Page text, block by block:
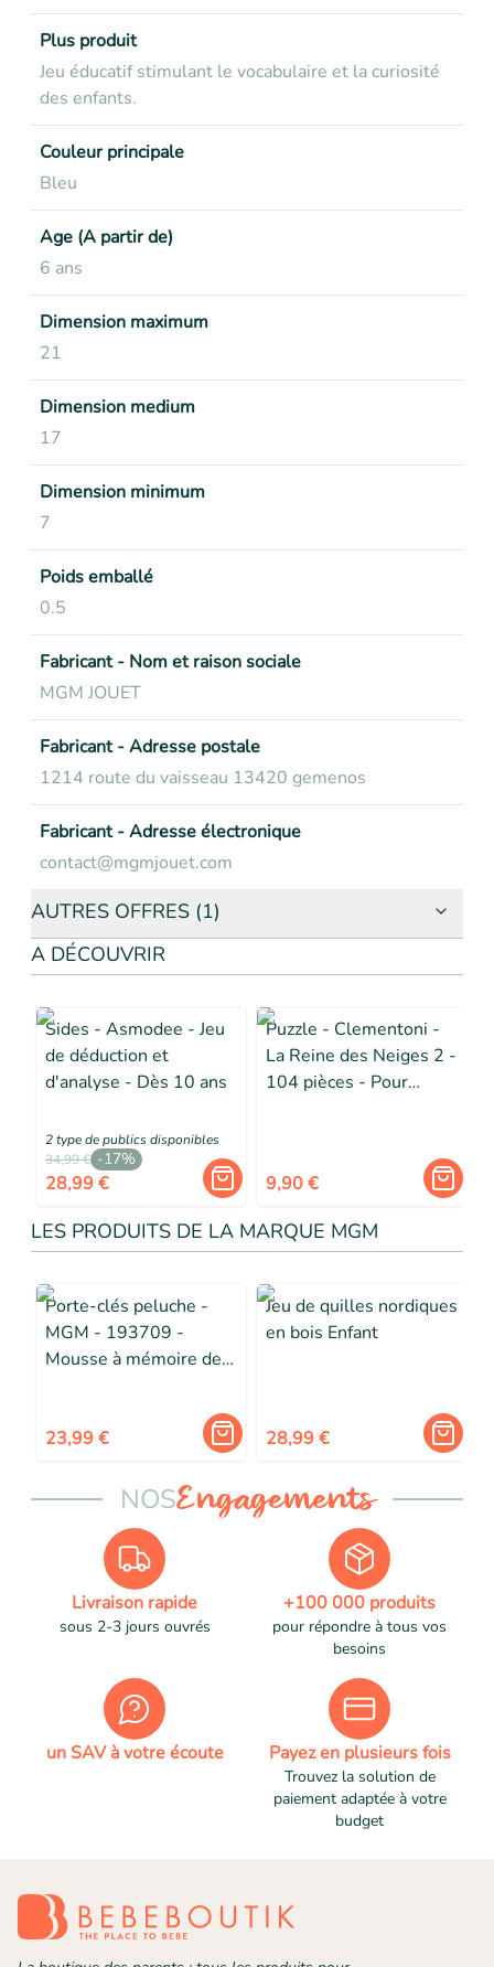
Plus produit
Jeu éducatif stimulant le vocabulaire et la curiosité
des enfants.
Couleur principale
Bleu
Age (A partir de)
6 ans
Dimension maximum
21
Dimension medium
17
Dimension minimum
7
Poids emballé
0.5
Fabricant - Nom et raison sociale
MGM JOUET
Fabricant - Adresse postale
1214 route du vaisseau 13420 gemenos
Fabricant - Adresse électronique
contact@mgmjouet.com
AUTRES OFFRES (1)
A DÉCOUVRIR
Sides - Asmodee - Jeu
de déduction et
d'analyse - Dès 10 ans
2type de publics disponibles
34,99 € -17%
28,99 €
Puzzle - Clementoni -
La Reine des Neiges 2 -
104 pièces - Pour
9,90 €
LES PRODUITS DE LA MARQUE MGM
Porte-clés peluche -
MGM - 193709 -
Mousse à mémoire de
23,99 €
Jeu de quilles nordiques
en bois Enfant
28,99 €
NOSEngagements
Livraison rapide
sous 2-3 jours ouvrés
+100 000 produits
pour répondre à tous vos
besoins
un SAV à votre écoute Payez en plusieurs fois
Trouvez la solution de
paiement adaptée à votre
budget